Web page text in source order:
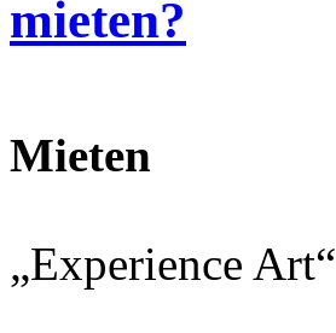
mieten?
Mieten
„Experience Art“